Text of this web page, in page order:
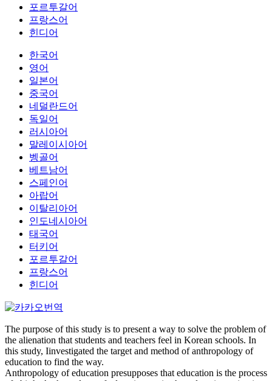
포르투갈어
프랑스어
힌디어
한국어
영어
일본어
중국어
네덜란드어
독일어
러시아어
말레이시아어
벵골어
베트남어
스페인어
아랍어
이탈리아어
인도네시아어
태국어
터키어
포르투갈어
프랑스어
힌디어
The purpose of this study is to present a way to solve the problem of
the alienation that students and teachers feel in Korean schools. In
this study, Iinvestigated the target and method of anthropology of
education to find the way.
Anthropology of education presupposes that education is the process